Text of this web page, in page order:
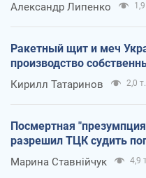
Александр Липенко
Ракетный щит и меч
производство
Кирилл Татаринов 2,0 т.
Посмертная
разрешил ТЦК судить
Марина Ставнійчук 4,9